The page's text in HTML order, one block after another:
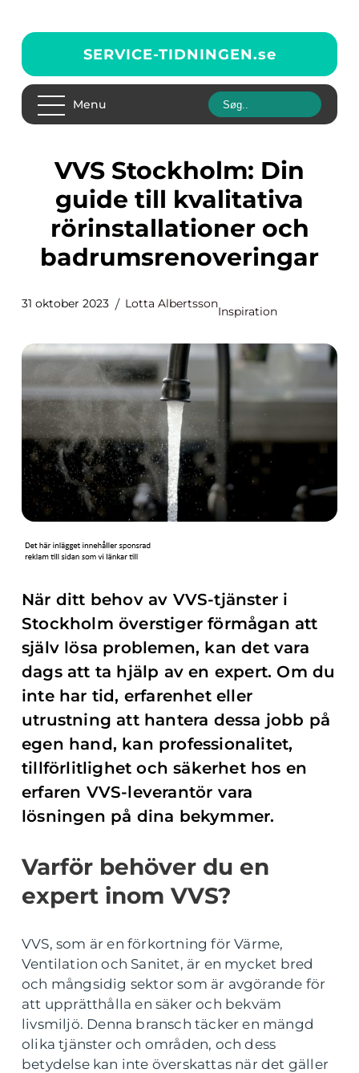
SERVICE-TIDNINGEN.se
Menu
VVS Stockholm: Din
guide till kvalitativa
rörinstallationer och
badrumsrenoveringar
31 oktober 2023 Lotta Albertsson
Inspiration
När ditt behov av VVS-tjänster i
Stockholm överstiger förmågan att
själv lösa problemen, kan det vara
dags att ta hjälp av en expert. Om du
inte har tid, erfarenhet eller
utrustning att hantera dessa jobb på
egen hand, kan professionalitet,
tillförlitlighet och säkerhet hos en
erfaren VVS-leverantör vara
lösningen på dina bekymmer.
Varför behöver du en
expert inom VVS?
VVS, som är en förkortning för Värme,
Ventilation och Sanitet, är en mycket bred
och mångsidig sektor som är avgörande för
att upprätthålla en säker och bekväm
livsmiljö. Denna bransch täcker en mängd
olika tjänster och områden, och dess
betydelse kan inte överskattas när det gäller